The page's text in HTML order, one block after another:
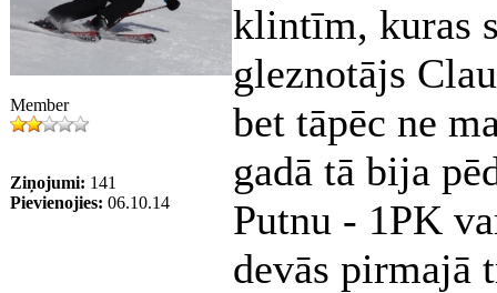
Member
Ziņojumi: 141
Pievienojies: 06.10.14
klintīm, kuras
gleznotājs
bet tāpēc ne
gadā tā bija
Putnu - 1PK
devās pirmajā